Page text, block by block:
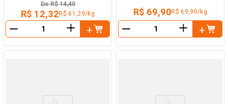
De R$ 14,40
R$ 12,32R$ 61,29/kg
＋
R$ 69,90R$ 69,90/kg
＋